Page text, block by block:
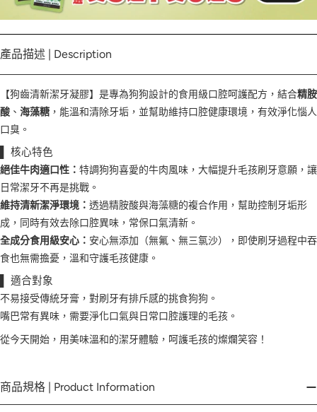
產品描述 | Description
【狗齒清新潔牙凝膠】是專為狗狗設計的食用級口腔呵護配方，結合精胺
酸 、 海藻糖 ，能溫和清除牙垢，並幫助維持口腔健康環境，有效淨化惱人
口臭。
▌ 核心特色
絕佳牛肉適口性： 特調狗狗喜愛的牛肉風味，大幅提升毛孩刷牙意願，讓
日常潔牙不再是挑戰。
維持清新潔淨環境： 透過精胺酸與海藻糖的複合作用，幫助控制牙垢形
成，同時有效去除口腔異味，常保口氣清新。
全成分食用級安心： 安心無添加（無氟、無三氯沙），即使刷牙過程中吞
食也無需擔憂，溫和守護毛孩健康。
▌ 適合對象
不易接受傳統牙膏，對刷牙有排斥感的挑食狗狗。
嘴巴常有異味，需要淨化口氣與日常口腔護理的毛孩。
從今天開始，用美味溫和的潔牙體驗，呵護毛孩的燦爛笑容！
商品規格 | Product Information